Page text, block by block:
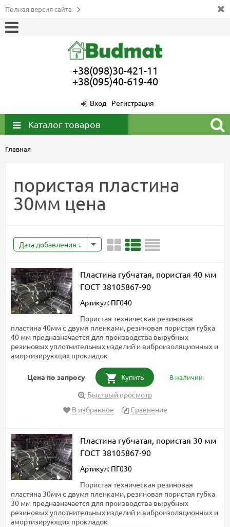
Полная версия сайта
+38(098)30-421-11
+38(095)40-619-40
Вход Регистрация
Каталог товаров
Главная
пористая пластина
30мм цена
Дата добавления
Пластина губчатая, пористая 40 мм
ГОСТ 38105867-90
Артикул: ПГ040
Пористая техническая резиновая
пластина 40мм с двумя пленками, резиновая пористая губка
40 мм предназначается для производства вырубных
резиновых уплотнительных изделий и виброизоляционных и
амортизирующих прокладок
Цена по запросу Купить В наличии
Быстрый просмотр
В избранное
Сравнение
Пластина губчатая, пористая 30 мм
ГОСТ 38105867-90
Артикул: ПГ030
Пористая техническая резиновая
пластина 30мм с двумя пленками, резиновая пористая губка
30 мм предназначается для производства вырубных
резиновых уплотнительных изделий и виброизоляционных и
амортизирующих прокладок